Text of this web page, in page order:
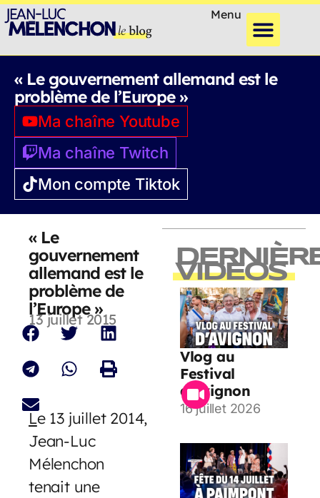
Menu
« Le gouvernement allemand est le
problème de l’Europe »
Ma chaîne Youtube
Ma chaîne Twitch
Mon compte Tiktok
« Le
gouvernement
allemand est le
problème de
l’Europe »
13 juillet 2015
Le 13 juillet 2014,
Jean-Luc
Mélenchon
tenait une
VIDEOS
Vlog au
Festival
d’Avignon
16 juillet 2026